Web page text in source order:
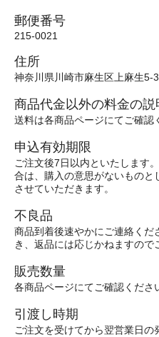
郵便番号
215-0021
住所
神奈川県川崎市麻生区上麻生5-
商品代金以外の料金の説
送料は各商品ページにてご確認
申込有効期限
ご注文後7日以内といたします
合は、購入の意思がないものと
させていただきます。
不良品
商品到着後速やかにご連絡くだ
き、返品には応じかねますので
販売数量
各商品ページにてご確認くださ
引渡し時期
ご注文を受けてから翌営業日